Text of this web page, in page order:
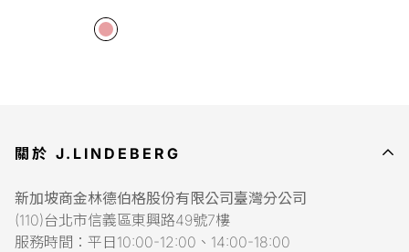
價
關於 J.LINDEBERG
新加坡商金林德伯格股份有限公司臺灣分公司
(110)台北市信義區東興路49號7樓
服務時間：平日10:00-12:00、14:00-18:00